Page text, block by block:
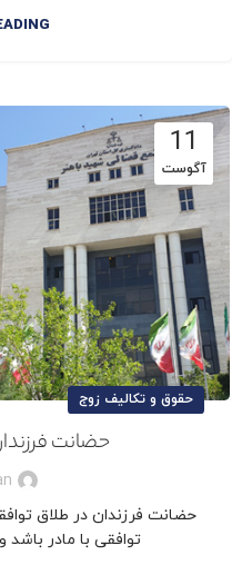
11
آگوست
حقوق و تکالیف زوج
حضانت
حضانت فرزندان در طلاق
توافقی با مادر باشد